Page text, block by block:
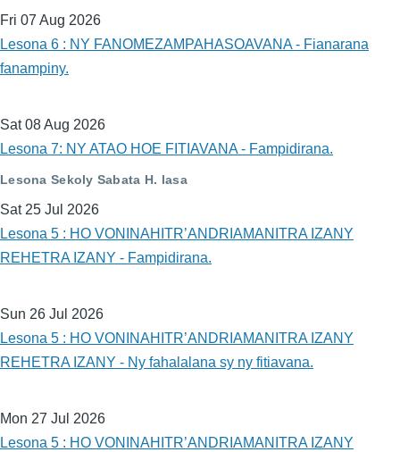
Fri 07 Aug 2026
Lesona 6 : NY FANOMEZAMPAHASOAVANA - Fianarana
fanampiny.
Sat 08 Aug 2026
Lesona 7: NY ATAO HOE FITIAVANA - Fampidirana.
Lesona Sekoly Sabata H. lasa
Sat 25 Jul 2026
Lesona 5 : HO VONINAHITR’ANDRIAMANITRA IZANY
REHETRA IZANY - Fampidirana.
Sun 26 Jul 2026
Lesona 5 : HO VONINAHITR’ANDRIAMANITRA IZANY
REHETRA IZANY - Ny fahalalana sy ny fitiavana.
Mon 27 Jul 2026
Lesona 5 : HO VONINAHITR’ANDRIAMANITRA IZANY